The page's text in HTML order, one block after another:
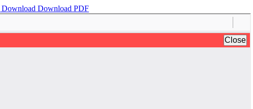
Download Download PDF